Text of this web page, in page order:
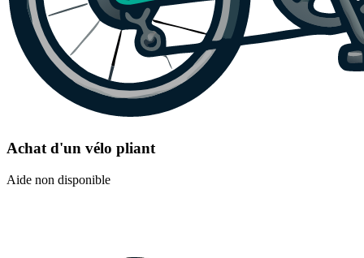
Achat d'un vélo pliant
Aide non disponible